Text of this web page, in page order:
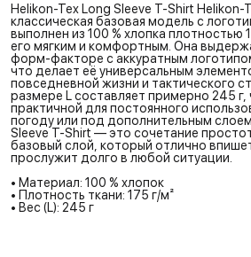
Helikon-Tex Long Sleeve T-Shirt
классическая базовая модель с
выполнен из 100 % хлопка плотностью
его мягким и комфортным. Она
форм-факторе с аккуратным
что делает её универсальным
повседневной жизни и тактического
размере L составляет примерно 245 г,
практичной для постоянного
погоду или под дополнительным
Sleeve T-Shirt — это сочетание
базовый слой, который отлично
прослужит долго в любой ситуации.
• Материал: 100 % хлопок
• Плотность ткани: 175 г/м²
• Вес (L): 245 г